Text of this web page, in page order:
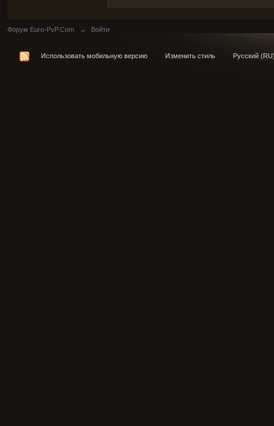
Форум Euro-PvP.Com → Войти
Использовать мобильную версию Изменить стиль Русский